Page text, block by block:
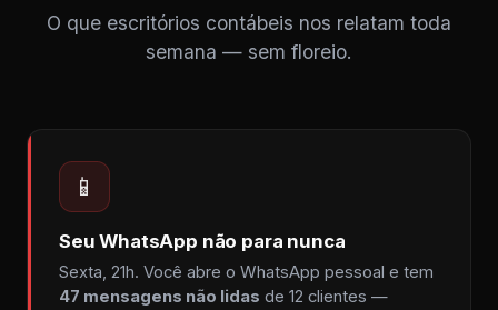
O que escritórios contábeis nos relatam toda
semana — sem floreio.
📱
Seu WhatsApp não para nunca
Sexta, 21h. Você abre o WhatsApp pessoal e tem
47 mensagens não lidas de 12 clientes —